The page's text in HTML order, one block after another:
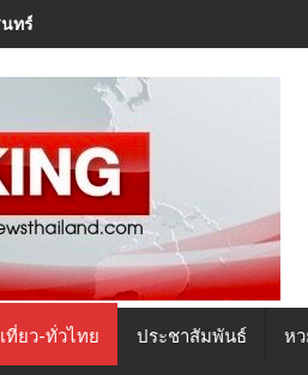
ทร์ นนทบุรี ไปประกอบพิธีทางศาสนา
ที่ยว-ทั่วไทย ประชาสัมพันธ์ ห